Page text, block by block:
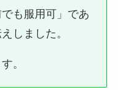
も服用可」であ
しました。
。